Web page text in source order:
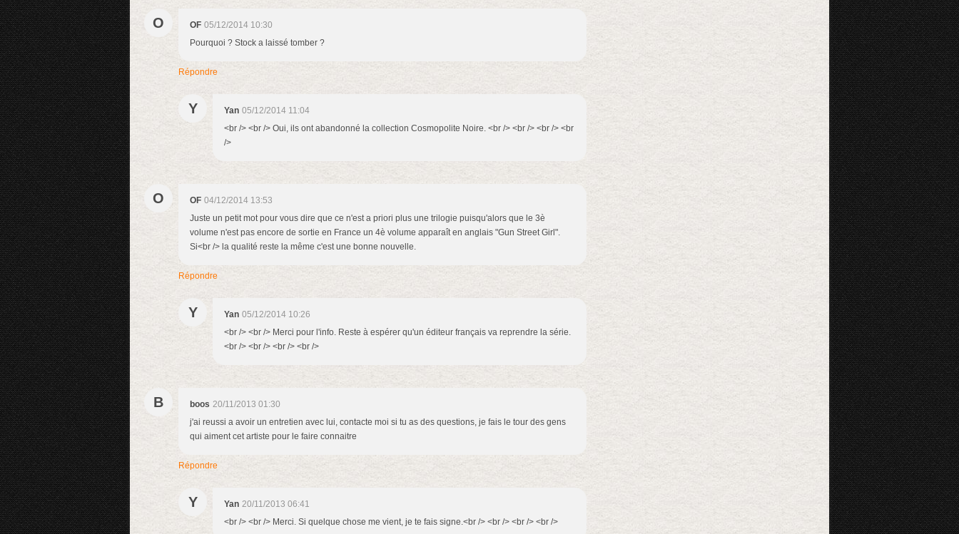
O OF 05/12/2014 10:30
Pourquoi ? Stock a laissé tomber ?
Répondre
Y Yan 05/12/2014 11:04
<br /> <br /> Oui, ils ont abandonné la collection Cosmopolite Noire. <br /> <br /> <br /> <br
/>
O OF 04/12/2014 13:53
Juste un petit mot pour vous dire que ce n'est a priori plus une trilogie puisqu'alors que le 3è
volume n'est pas encore de sortie en France un 4è volume apparaît en anglais "Gun Street Girl".
Si<br /> la qualité reste la même c'est une bonne nouvelle.
Répondre
Y Yan 05/12/2014 10:26
<br /> <br /> Merci pour l'info. Reste à espérer qu'un éditeur français va reprendre la série.
<br /> <br /> <br /> <br />
B boos 20/11/2013 01:30
j'ai reussi a avoir un entretien avec lui, contacte moi si tu as des questions, je fais le tour des gens
qui aiment cet artiste pour le faire connaitre
Répondre
Y Yan 20/11/2013 06:41
<br /> <br /> Merci. Si quelque chose me vient, je te fais signe.<br /> <br /> <br /> <br />